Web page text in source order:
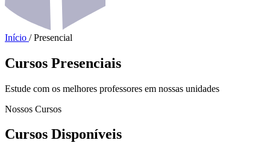
Início / Presencial
Cursos Presenciais
Estude com os melhores professores em nossas unidades
Nossos Cursos
Cursos Disponíveis